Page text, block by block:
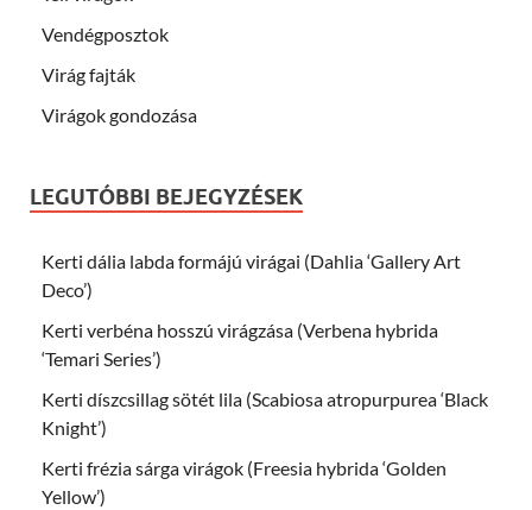
Vendégposztok
Virág fajták
Virágok gondozása
LEGUTÓBBI BEJEGYZÉSEK
Kerti dália labda formájú virágai (Dahlia ‘Gallery Art
Deco’)
Kerti verbéna hosszú virágzása (Verbena hybrida
‘Temari Series’)
Kerti díszcsillag sötét lila (Scabiosa atropurpurea ‘Black
Knight’)
Kerti frézia sárga virágok (Freesia hybrida ‘Golden
Yellow’)